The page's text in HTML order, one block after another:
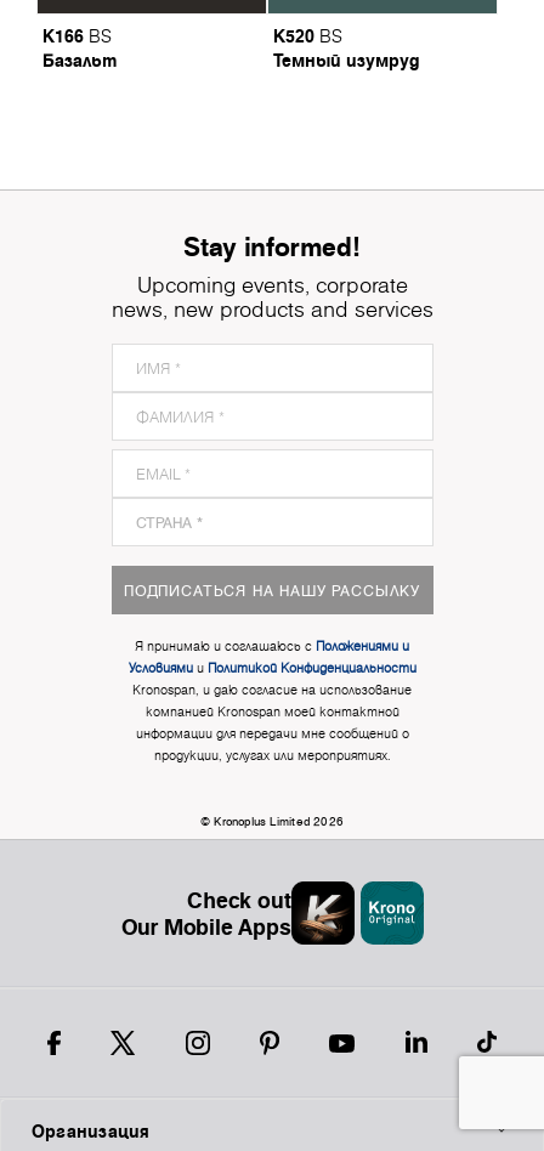
K166 BS
Базальт
K520 BS
Темный изумруд
Stay informed!
Upcoming events, corporate
news, new products and services
ПОДПИСАТЬСЯ НА НАШУ РАССЫЛКУ
Я принимаю и соглашаюсь с Положениями и
Условиямии Политикой Конфиденциальности
Kronospan, и даю согласие на использование
компанией Kronospan моей контактной
информации для передачи мне сообщений о
продукции, услугах или мероприятиях.
© Kronoplus Limited 2026
Check out
Our Mobile Apps
Организация